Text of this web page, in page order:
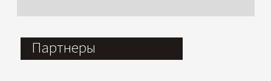
Партнеры